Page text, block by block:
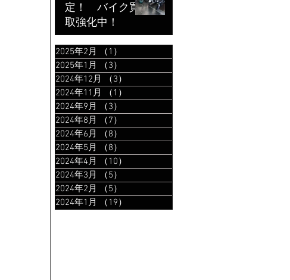
定！ バイク買
取強化中！
2025年2月 （1）
2025年1月
（3）
2024年12月
（3）
2024年11月
（1）
2024年9月
（3）
2024年8月
（7）
2024年6月
（8）
2024年5月
（8）
2024年4月
（10）
2024年3月
（5）
2024年2月
（5）
2024年1月
（19）